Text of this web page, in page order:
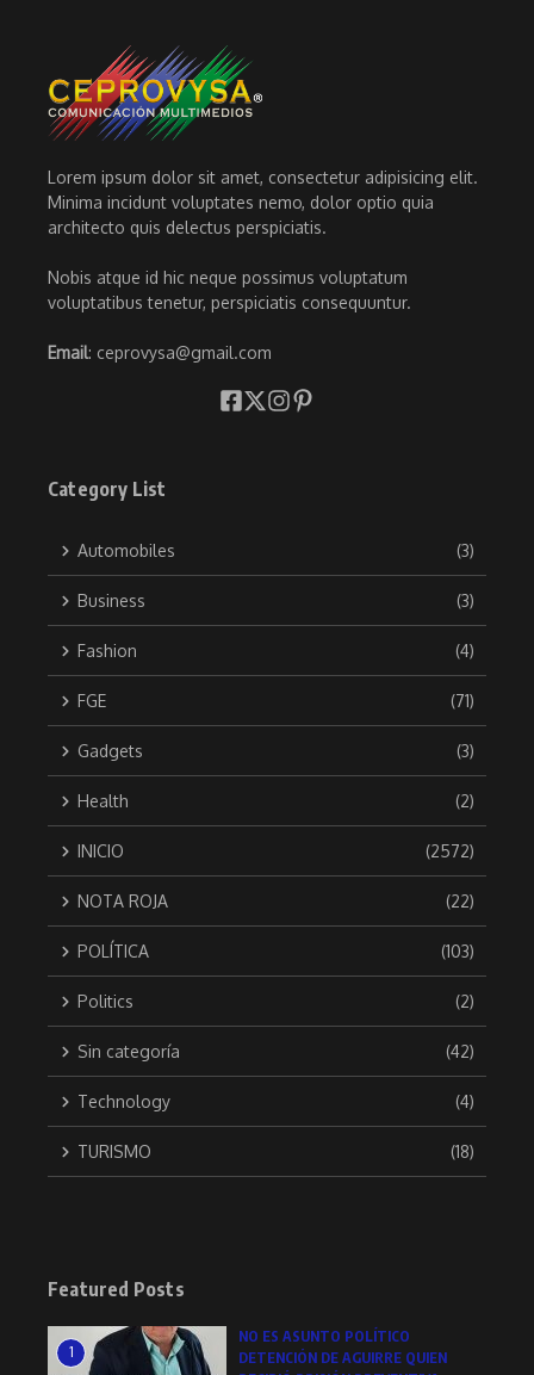
Lorem ipsum dolor sit amet, consectetur adipisicing elit.
Minima incidunt voluptates nemo, dolor optio quia
architecto quis delectus perspiciatis.
Nobis atque id hic neque possimus voluptatum
voluptatibus tenetur, perspiciatis consequuntur.
Email: ceprovysa@gmail.com
Category List
Automobiles (3)
Business (3)
Fashion (4)
FGE (71)
Gadgets (3)
Health (2)
INICIO (2572)
NOTA ROJA (22)
POLÍTICA (103)
Politics (2)
Sin categoría (42)
Technology (4)
TURISMO (18)
Featured Posts
1
NO ES ASUNTO POLÍTICO
DETENCIÓN DE AGUIRRE QUIEN